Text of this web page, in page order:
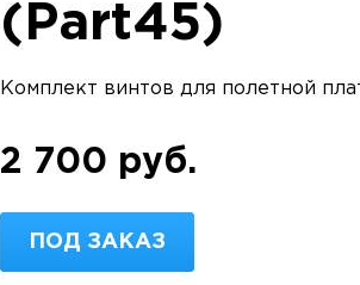
(Part45)
Комплект винтов для полетной
2 700 руб.
ПОД ЗАКАЗ